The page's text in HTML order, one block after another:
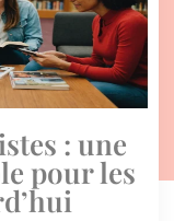
: une
pour les